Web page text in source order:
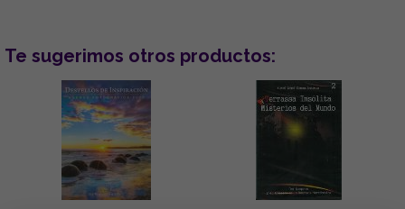
Te sugerimos otros productos: